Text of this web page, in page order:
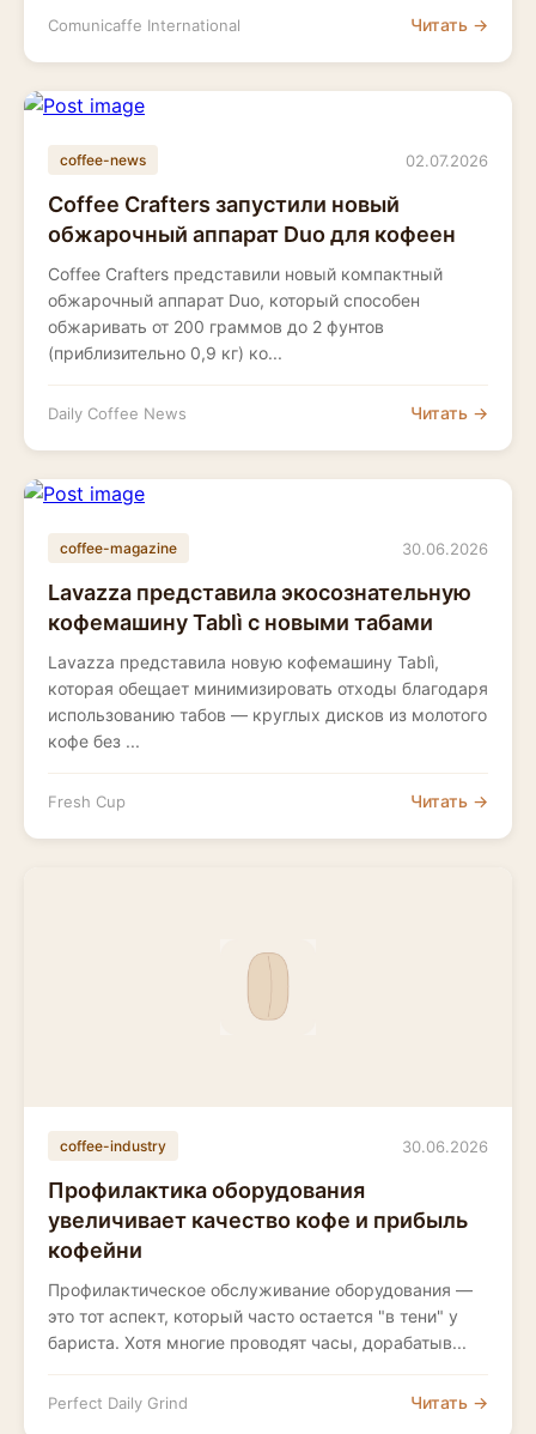
Comunicaffe International Читать →
coffee-news 02.07.2026
Coffee Crafters запустили новый
обжарочный аппарат Duo для кофеен
Coffee Crafters представили новый компактный
обжарочный аппарат Duo, который способен
обжаривать от 200 граммов до 2 фунтов
(приблизительно 0,9 кг) ко...
Daily Coffee News Читать →
coffee-magazine 30.06.2026
Lavazza представила экосознательную
кофемашину Tablì с новыми табами
Lavazza представила новую кофемашину Tablì,
которая обещает минимизировать отходы благодаря
использованию табов — круглых дисков из молотого
кофе без ...
Fresh Cup Читать →
coffee-industry 30.06.2026
Профилактика оборудования
увеличивает качество кофе и прибыль
кофейни
Профилактическое обслуживание оборудования —
это тот аспект, который часто остается "в тени" у
бариста. Хотя многие проводят часы, дорабатыв...
Perfect Daily Grind Читать →